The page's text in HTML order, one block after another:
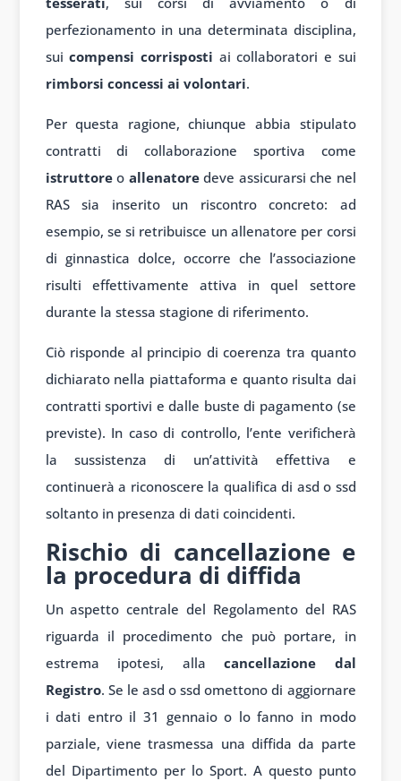
perfezionamento in una determinata disciplina,
suicompensi corrisposti ai collaboratori e sui
rimborsi concessi ai volontari.
Per questa ragione, chiunque abbia stipulato
contratti di collaborazione sportiva come
istruttoreo allenatoredeve assicurarsi che nel
RAS sia inserito un riscontro concreto: ad
esempio, se si retribuisce un allenatore per corsi
di ginnastica dolce, occorre che l’associazione
risulti effettivamente attiva in quel settore
durante la stessa stagione di riferimento.
Ciò risponde al principio di coerenza tra quanto
dichiarato nella piattaforma e quanto risulta dai
contratti sportivi e dalle buste di pagamento (se
previste). In caso di controllo, l’ente verificherà
la sussistenza di un’attività effettiva e
continuerà a riconoscere la qualifica di asd o ssd
soltanto in presenza di dati coincidenti.
Rischio di cancellazione e
la procedura di diffida
Un aspetto centrale del Regolamento del RAS
riguarda il procedimento che può portare, in
estrema ipotesi, alla cancellazione dal
Registro. Se le asd o ssd omettono di aggiornare
i dati entro il 31 gennaio o lo fanno in modo
parziale, viene trasmessa una diffida da parte
del Dipartimento per lo Sport. A questo punto